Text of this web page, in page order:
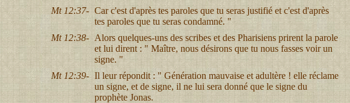
Mt 12:37- Car c'est d'après tes paroles que tu seras justifié et c'est d'après
tes paroles que tu seras condamné. "
Mt 12:38- Alors quelques-uns des scribes et des Pharisiens prirent la parole
et lui dirent : " Maître, nous désirons que tu nous fasses voir un
signe. "
Mt 12:39- Il leur répondit : " Génération mauvaise et adultère ! elle réclame
un signe, et de signe, il ne lui sera donné que le signe du
prophète Jonas.